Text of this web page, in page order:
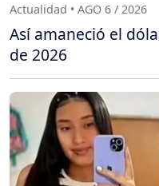
Actualidad • AGO 6 / 2026
Así amaneció el
de 2026